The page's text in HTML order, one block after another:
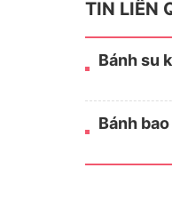
TIN LIÊN
Bánh su
Bánh